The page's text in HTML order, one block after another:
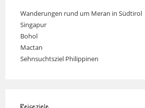
Wanderungen rund um Meran in Südtirol
Singapur
Bohol
Mactan
Sehnsuchtsziel Philippinen